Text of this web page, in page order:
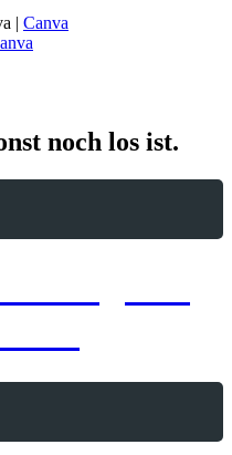
| Canva
noch los ist.